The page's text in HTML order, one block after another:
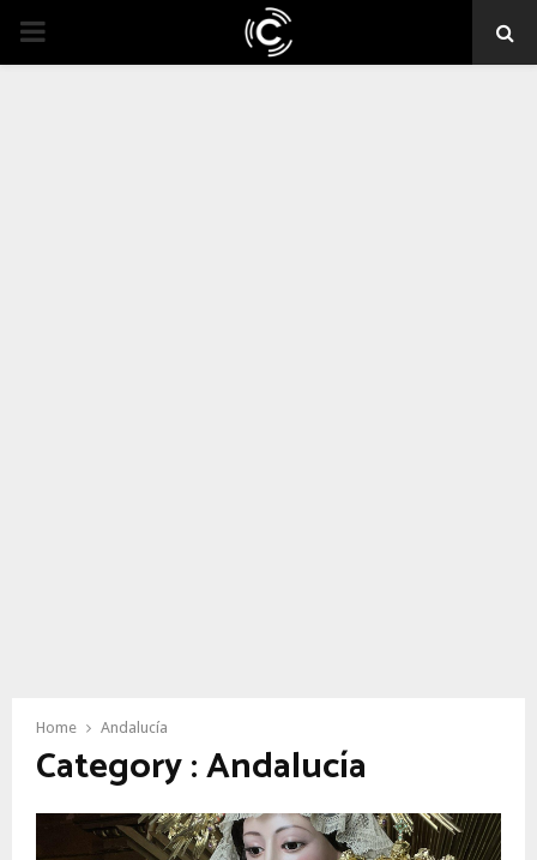
PRIMARY
Home Andalucía
Category : Andalucía